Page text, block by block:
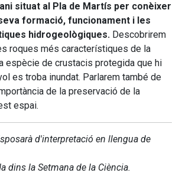
situat al Pla de Martís per conèixer
formació, funcionament i les
hidrogeològiques. Descobrirem
roques més característiques de la
espècie de crustacis protegida que hi
es troba inundat. Parlarem també de
de la preservació de la
espai.
d'interpretació en llengua de
dins la Setmana de la Ciència.